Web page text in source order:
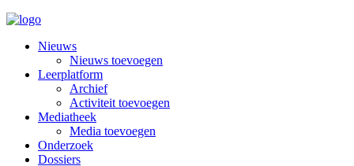
Nieuws
Nieuws toevoegen
Leerplatform
Archief
Activiteit toevoegen
Mediatheek
Media toevoegen
Onderzoek
Dossiers